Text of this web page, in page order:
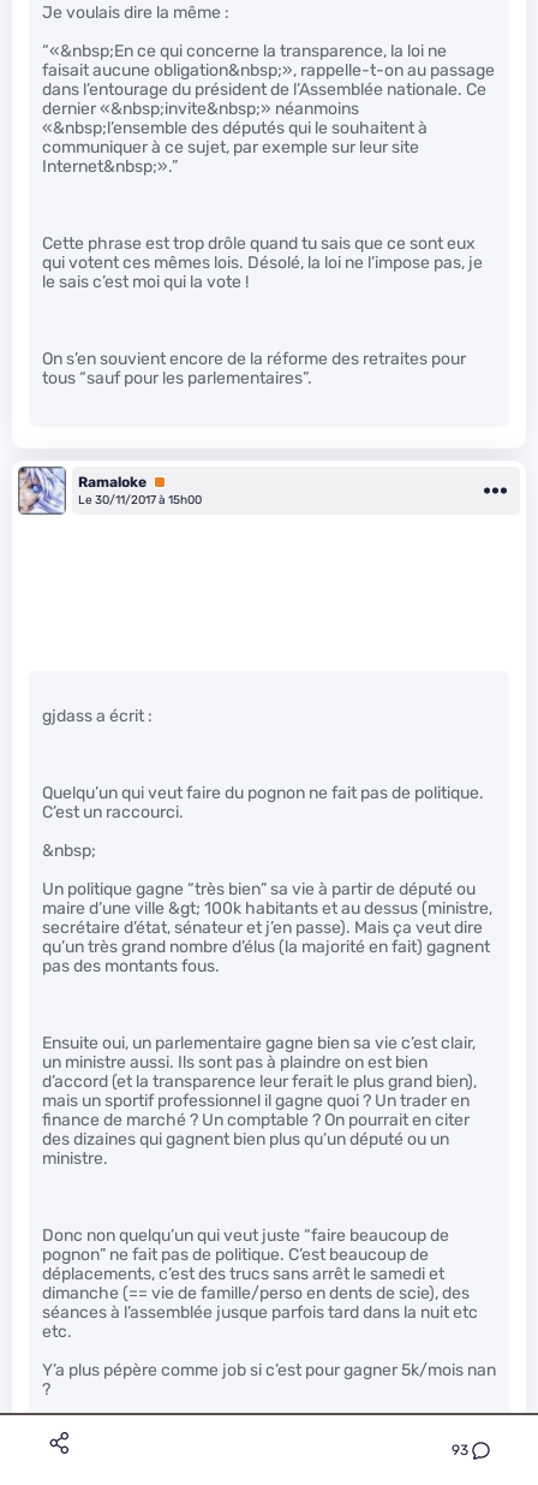
93
Je voulais dire la même :
“«&nbsp;En ce qui concerne la transparence, la loi ne
faisait aucune obligation&nbsp;», rappelle-t-on au passage
dans l’entourage du président de l’Assemblée nationale. Ce
dernier «&nbsp;invite&nbsp;» néanmoins
«&nbsp;l’ensemble des députés qui le souhaitent à
communiquer à ce sujet, par exemple sur leur site
Internet&nbsp;».”
Cette phrase est trop drôle quand tu sais que ce sont eux
qui votent ces mêmes lois. Désolé, la loi ne l’impose pas, je
le sais c’est moi qui la vote !
On s’en souvient encore de la réforme des retraites pour
tous “sauf pour les parlementaires”.
Ramaloke Premium
Le 30/11/2017 à 15h00
gjdass a écrit :
Quelqu’un qui veut faire du pognon ne fait pas de politique.
C’est un raccourci.
&nbsp;
Un politique gagne “très bien” sa vie à partir de député ou
maire d’une ville &gt; 100k habitants et au dessus (ministre,
secrétaire d’état, sénateur et j’en passe). Mais ça veut dire
qu’un très grand nombre d’élus (la majorité en fait) gagnent
pas des montants fous.
Ensuite oui, un parlementaire gagne bien sa vie c’est clair,
un ministre aussi. Ils sont pas à plaindre on est bien
d’accord (et la transparence leur ferait le plus grand bien),
mais un sportif professionnel il gagne quoi ? Un trader en
finance de marché ? Un comptable ? On pourrait en citer
des dizaines qui gagnent bien plus qu’un député ou un
ministre.
Donc non quelqu’un qui veut juste “faire beaucoup de
pognon” ne fait pas de politique. C’est beaucoup de
déplacements, c’est des trucs sans arrêt le samedi et
dimanche (== vie de famille/perso en dents de scie), des
séances à l’assemblée jusque parfois tard dans la nuit etc
etc.
Y’a plus pépère comme job si c’est pour gagner 5k/mois nan
?
PS : soit dit en passant, on dit à tort que la politique est un